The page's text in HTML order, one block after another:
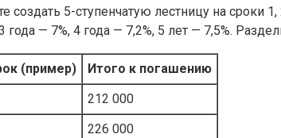
5-ступенчатую лестницу на сроки
— 7%, 4 года — 7,2%, 5 лет — 7,5%.
(пример)
Итого к погашению
212 000
226 000